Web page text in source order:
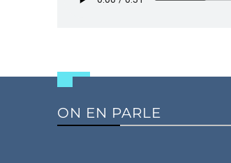
ON EN PARLE